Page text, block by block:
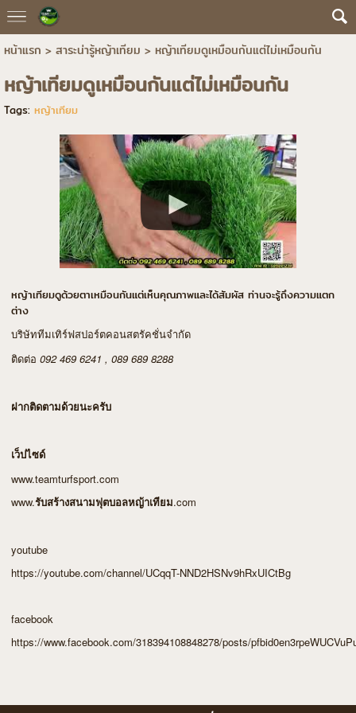
หน้าแรก > สาระน่ารู้หญ้าเทียม > หญ้าเทียมดูเหมือนกันแต่ไม่เหมือนกัน
หญ้าเทียมดูเหมือนกันแต่ไม่เหมือนกัน
Tags: หญ้าเทียม
หญ้าเทียมดูด้วยตาเหมือนกันแต่เห็นคุณภาพและได้สัมผัส ท่านจะรู้ถึงความแตก
ต่าง
บริษัททีมเทิร์ฟสปอร์ตคอนสตรัคชั่นจำกัด
ติดต่อ 092 469 6241 , 089 689 8288
ฝากติดตามด้วยนะครับ
เว็ปไซด์
www.teamturfsport.com
www.รับสร้างสนามฟุตบอลหญ้าเทียม.com
youtube
https://youtube.com/channel/UCqqT-NND2HSNv9hRxUICtBg
facebook
https://www.facebook.com/318394108848278/posts/